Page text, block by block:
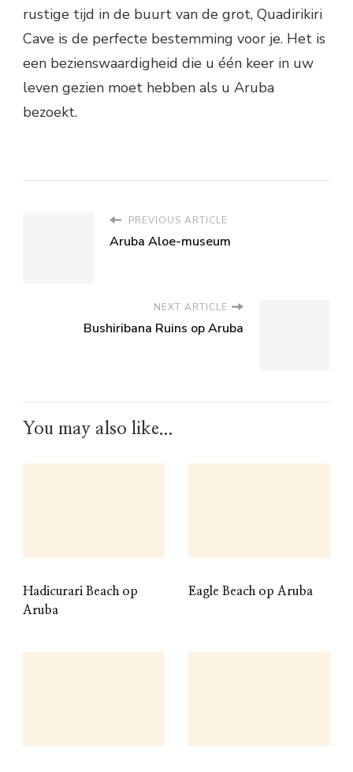
rustige tijd in de buurt van de grot, Quadirikiri
Cave is de perfecte bestemming voor je. Het is
een bezienswaardigheid die u één keer in uw
leven gezien moet hebben als u Aruba
bezoekt.
PREVIOUS ARTICLE
Aruba Aloe-museum
NEXT ARTICLE
Bushiribana Ruins op Aruba
You may also like...
Hadicurari Beach op
Aruba
Eagle Beach op Aruba